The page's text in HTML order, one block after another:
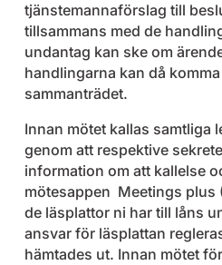
tjänstemannaförslag till
tillsammans med de
undantag kan ske om
handlingarna kan då
sammanträdet.
Innan mötet kallas samtliga
genom att respektive
information om att kallelse
mötesappen Meetings
de läsplattor ni har till låns
ansvar för läsplattan
hämtades ut. Innan mötet